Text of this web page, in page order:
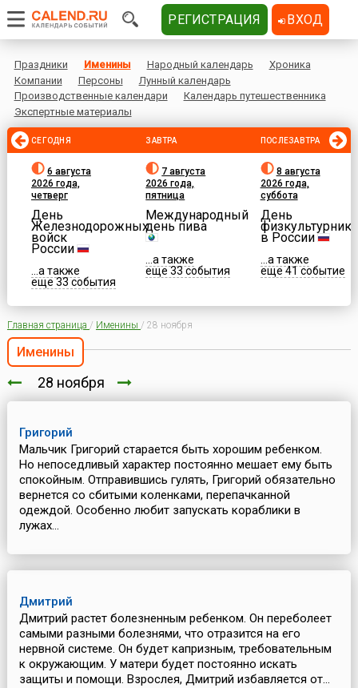
Праздники Именины Народный календарь
Хроника
Компании
Персоны
Лунный календарь
Производственные календари
Календарь путешественника
Экспертные материалы
СЕГОДНЯ
6 августа
2026 года,
четверг
День
Железнодорожных
войск
России
...а также
еще 33 события
ЗАВТРА
7 августа
2026 года,
пятница
Международный
день пива
...а также
еще 33 события
ПОСЛЕЗАВТРА
8 августа
2026 года,
суббота
День
физкультурника
в России
...а также
еще 41 событие
Главная страница / Именины / 28 ноября
Именины
28 ноября
Григорий
Мальчик Григорий старается быть хорошим ребенком.
Но непоседливый характер постоянно мешает ему быть
спокойным. Отправившись гулять, Григорий обязательно
вернется со сбитыми коленками, перепачканной
одеждой. Особенно любит запускать кораблики в
лужах...
Дмитрий
Дмитрий растет болезненным ребенком. Он переболеет
самыми разными болезнями, что отразится на его
нервной системе. Он будет капризным, требовательным
к окружающим. У матери будет постоянно искать
защиты и помощи. Взрослея, Дмитрий избавляется от...
РЕГИСТРАЦИЯ ВХОД